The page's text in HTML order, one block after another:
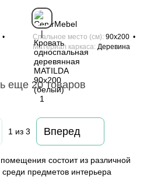
Спальное место (см) 90x200
Материал каркаса Деревина
еще 20 товаров
1 из 3 Вперед
состоит из различной
предметов интерьера